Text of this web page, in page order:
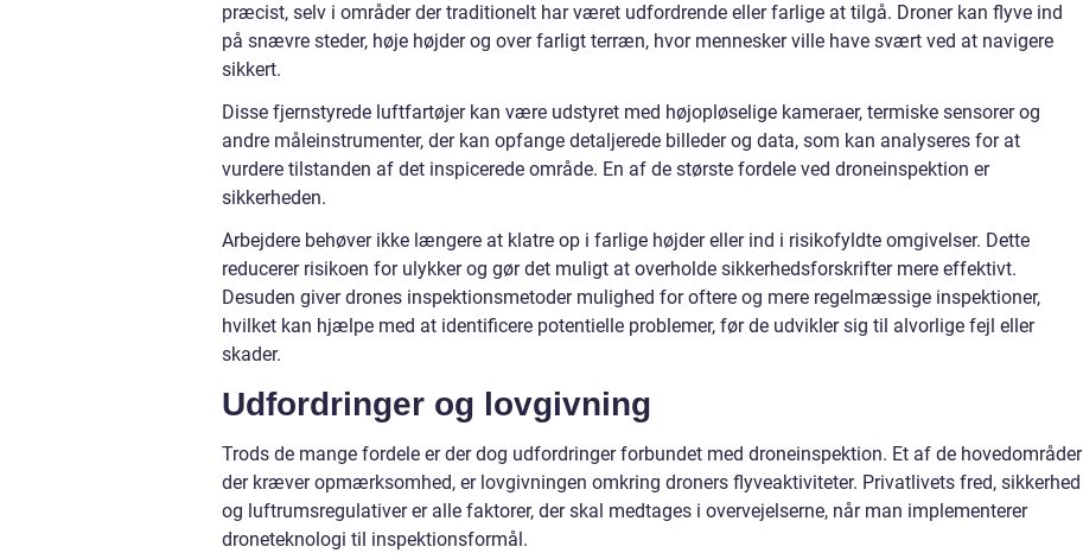
præcist, selv i områder der traditionelt har været udfordrende eller farlige at tilgå. Droner kan flyve ind
på snævre steder, høje højder og over farligt terræn, hvor mennesker ville have svært ved at navigere
sikkert.
Disse fjernstyrede luftfartøjer kan være udstyret med højopløselige kameraer, termiske sensorer og
andre måleinstrumenter, der kan opfange detaljerede billeder og data, som kan analyseres for at
vurdere tilstanden af det inspicerede område. En af de største fordele ved droneinspektion er
sikkerheden.
Arbejdere behøver ikke længere at klatre op i farlige højder eller ind i risikofyldte omgivelser. Dette
reducerer risikoen for ulykker og gør det muligt at overholde sikkerhedsforskrifter mere effektivt.
Desuden giver drones inspektionsmetoder mulighed for oftere og mere regelmæssige inspektioner,
hvilket kan hjælpe med at identificere potentielle problemer, før de udvikler sig til alvorlige fejl eller
skader.
Udfordringer og lovgivning
Trods de mange fordele er der dog udfordringer forbundet med droneinspektion. Et af de hovedområder
der kræver opmærksomhed, er lovgivningen omkring droners flyveaktiviteter. Privatlivets fred, sikkerhed
og luftrumsregulativer er alle faktorer, der skal medtages i overvejelserne, når man implementerer
droneteknologi til inspektionsformål.